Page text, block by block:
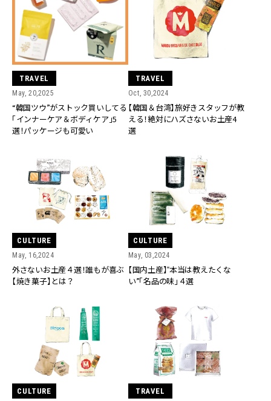
TRAVEL
May, 20,2025
“韓国ツウ”がストック買いしてる
「インナーケア＆ボディケア」5
選！パッケージも可愛い
TRAVEL
Oct, 30,2024
【韓国＆台湾】旅好きスタッフが教
える！絶対にハズさないお土産4
選
CULTURE
May, 16,2024
外さないお土産４選！誰もが喜ぶ
【焼き菓子】とは？
CULTURE
May, 03,2024
【国内土産】‟本当は教えたくな
い”「名品の味」４選
CULTURE TRAVEL